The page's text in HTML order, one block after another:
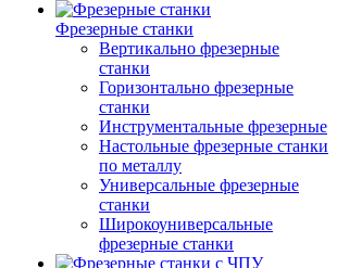
Фрезерные станки
Вертикально фрезерные
станки
Горизонтально фрезерные
станки
Инструментальные фрезерные
Настольные фрезерные станки
по металлу
Универсальные фрезерные
станки
Широкоуниверсальные
фрезерные станки